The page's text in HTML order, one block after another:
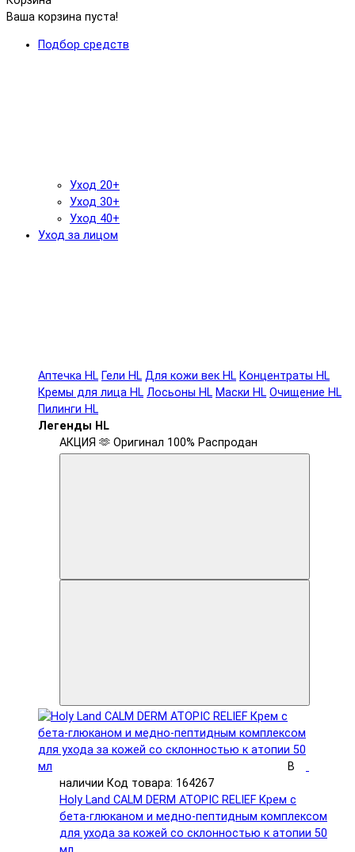
Ваша корзина пуста!
Подбор средств
Уход 20+
Уход 30+
Уход 40+
Уход за лицом
Аптечка HL Гели HL Для кожи век HL Концентраты HL
Кремы для лица HL Лосьоны HL Маски HL Очищение HL
Пилинги HL
Легенды HL
АКЦИЯ 🫶 Оригинал 100% Распродан
В
наличии Код товара: 164267
Holy Land CALM DERM ATOPIC RELIEF Крем с
бета-глюканом и медно-пептидным комплексом
для ухода за кожей со склонностью к атопии 50